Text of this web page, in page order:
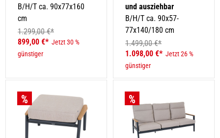
B/H/T ca. 90x77x160
cm
1.299,00 €*
899,00 €* Jetzt 30 %
günstiger
und ausziehbar
B/H/T ca. 90x57-
77x140/180 cm
1.499,00 €*
1.098,00 €* Jetzt 26 %
günstiger